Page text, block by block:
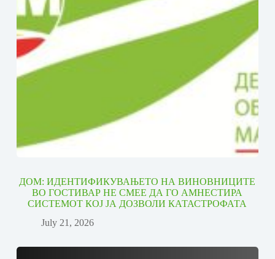
ДОМ: ИДЕНТИФИКУВАЊЕТО НА ВИНОВНИЦИТЕ
ВО ГОСТИВАР НЕ СМЕЕ ДА ГО АМНЕСТИРА
СИСТЕМОТ КОЈ ЈА ДОЗВОЛИ КАТАСТРОФАТА
July 21, 2026